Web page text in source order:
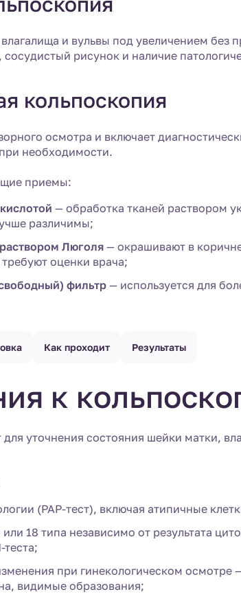
и вульвы под увеличением без
рисунок и наличие
кольпоскопия
осмотра и включает
необходимости.
приемы:
— обработка тканей раствором
различимы;
Люголя — окрашивают в
оценки врача;
фильтр — используется для
Как проходит Результаты
к
уточнения состояния шейки матки,
(PAP-тест), включая атипичные
18 типа независимо от результата
при гинекологическом
видимые образования;